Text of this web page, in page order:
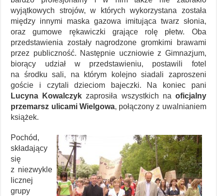
wyjątkowych strojów, w których wykorzystana została
między innymi maska gazowa imitująca twarz słonia,
oraz gumowe rękawiczki grające rolę płetw. Oba
przedstawienia zostały nagrodzone gromkimi brawami
przez publiczność. Następnie uczniowie z Gimnazjum,
biorący udział w przedstawieniu, postawili fotel
na środku sali, na którym kolejno siadali zaproszeni
goście i czytali dzieciom bajeczki. Na koniec pani
Lucyna Kowalczyk zaprosiła wszystkich na oficjalny
przemarsz ulicami Wielgowa, połączony z uwalnianiem
książek.
Pochód,
składający
się
z niezwykle
licznej
grupy